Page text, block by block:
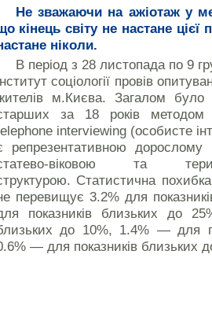
Не зважаючи на ажіотаж у
кінець світу не настане
ніколи.
В період з 28 листопада по 9
соціології провів
м.Києва. Загалом було
за 18 років
interviewing (особисте
репрезентативною
віковою та
Статистична
перевищує 3.2% для
показників близьких до
до 10%, 1.4% — для
— для показників близьких